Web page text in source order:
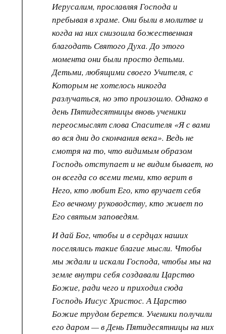
Иерусалим, прославляя Господа и
пребывая в храме. Они были в молитве и
когда на них снизошла божественная
благодать Святого Духа. До этого
момента они были просто детьми.
Детьми, любящими своего Учителя, с
Которым не хотелось никогда
разлучаться, но это произошло. Однако в
день Пятидесятницы вновь ученики
переосмыслят слова Спасителя «Я с вами
во вся дни до скончания века». Ведь не
смотря на то, что видимым образом
Господь отступает и не видим бывает, но
он всегда со всеми теми, кто верит в
Него, кто любит Его, кто вручает себя
Его вечному руководству, кто живет по
Его святым заповедям.
И дай Бог, чтобы и в сердцах наших
поселялись такие благие мысли. Чтобы
мы ждали и искали Господа, чтобы мы на
земле внутри себя создавали Царство
Божие, ради чего и приходил сюда
Господь Иисус Христос. А Царство
Божие трудом берется. Ученики получили
его даром — в День Пятидесятницы на них